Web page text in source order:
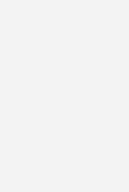
mit Druckluft
gegenüber
Platzersparnis. Das
den geringeren
in
Kosten, in vielen
Löschanlage